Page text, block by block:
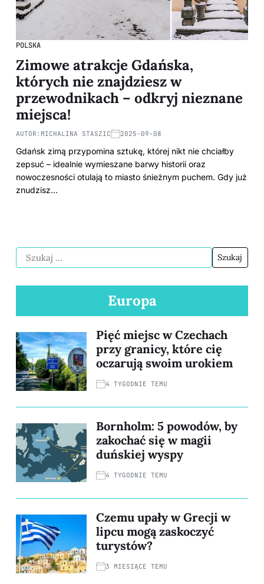
POLSKA
Zimowe atrakcje Gdańska,
których nie znajdziesz w
przewodnikach – odkryj nieznane
miejsca!
AUTOR: MICHALINA STASZIC 2025-09-08
Gdańsk zimą przypomina sztukę, której nikt nie chciałby
zepsuć – idealnie wymieszane barwy historii oraz
nowoczesności otulają to miasto śnieżnym puchem. Gdy już
znudzisz…
Europa
Pięć miejsc w Czechach
przy granicy, które cię
oczarują swoim urokiem
4 TYGODNIE TEMU
Bornholm: 5 powodów, by
zakochać się w magii
duńskiej wyspy
4 TYGODNIE TEMU
Czemu upały w Grecji w
lipcu mogą zaskoczyć
turystów?
3 MIESIĄCE TEMU